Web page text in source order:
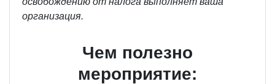
организация.
Чем полезно
мероприятие: